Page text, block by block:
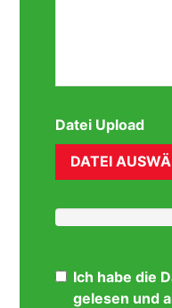
Datei Upload
DATEI
Ich habe die
gelesen und